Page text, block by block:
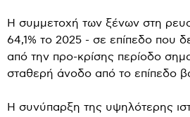
Η συμμετοχή των ξένων στη
64,1% το 2025 - σε επίπεδο που
από την προ-κρίσης περίοδο
σταθερή άνοδο από το επίπεδο
Η συνύπαρξη της υψηλότερης